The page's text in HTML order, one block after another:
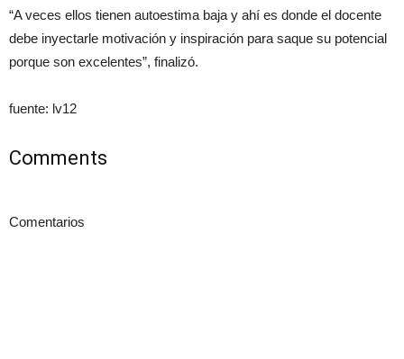
“A veces ellos tienen autoestima baja y ahí es donde el docente
debe inyectarle motivación y inspiración para saque su potencial
porque son excelentes”, finalizó.
fuente: lv12
Comments
Comentarios